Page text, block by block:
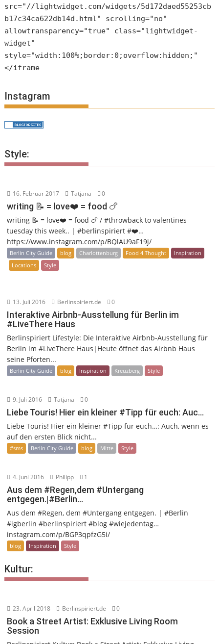
src="//lightwidget.com/widgets/5d172daed55253cb
b17c34ca622db14d.html" scrolling="no"
allowtransparency="true" class="lightwidget-
widget"
style="width:100%;border:0;overflow:hidden;"
</iframe
Instagram
Style:
16. Februar 2017 Tatjana 0
writing 📝 = love❤️ = food 🍗
writing 📝 = love❤️ = food 🍗 / #throwback to valentines
tuesday this week.. | #berlinspiriert #❤️…
https://www.instagram.com/p/BQlAU9aF19j/
Berlin City Guide blog Charlottenburg Food 4 Thought
Inspiration
Locations
Style
13. Juli 2016 Berlinspiriert.de 0
Interaktive Airbnb-Ausstellung für Berlin im
#LiveThere Haus
Berlinspiriert Lifestyle: Die Interaktive Airbnb-Ausstellung für
Berlin im #LiveThere Haus|Heute öffnet das Airbnb Haus
seine Pforten...
Berlin City Guide blog Inspiration Kreuzberg Style
9. Juli 2016 Tatjana 0
Liebe Touris! Hier ein kleiner #Tipp für euch: Auc…
Liebe Touris! Hier ein kleiner #Tipp für euch…: Auch, wenn es
auf den ersten Blick nicht...
#sms Berlin City Guide blog Mitte Style
4. Juni 2016 Philipp 1
Aus dem #Regen,dem #Untergang
entgegen.|#Berlin…
Aus dem #Regen, dem #Untergang entgegen. | #Berlin
#igberlin #berlinspiriert #blog #wiejedentag…
instagram.com/p/BGP3qpfzG5i/
blog Inspiration Style
Kultur:
23. April 2018 Berlinspiriert.de 0
Book a Street Artist: Exklusive Living Room
Session